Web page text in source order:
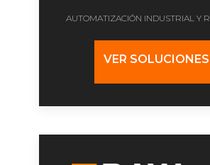
AUTOMATIZACIÓN INDUSTRIAL Y
VER SOLUCIONES